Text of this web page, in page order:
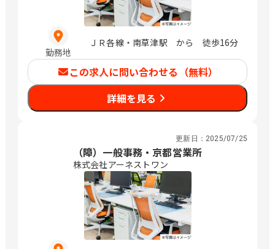
勤務地
ＪＲ各線・南草津駅 から 徒歩16分
この求人に問い合わせる（無料）
詳細を見る
更新日： 2025/07/25
（障）一般事務・京都営業所
株式会社アーネストワン